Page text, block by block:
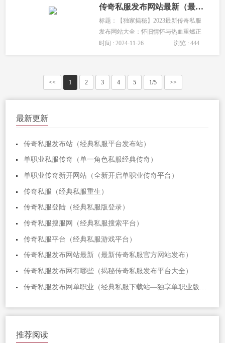
传奇私服发布网站最新（最新传奇私服官方网站发布）
标题：【独家揭秘】2023最新传奇私服
发布网站大全：怀旧情怀与热血重燃正
文：一、引言随着互联网的快速发展，
时间 : 2024-11-26 浏览 : 444
<< 1 2 3 4 5 1/5 >>
最新更新
传奇私服发布站（经典私服平台发布站）
单职业私服传奇（单一角色私服经典传奇）
单职业传奇新开网站（全新开启单职业传奇平台）
传奇私服（经典私服重生）
传奇私服登陆（经典私服版登录）
传奇私服搜服网（经典私服搜索平台）
传奇私服平台（经典私服游戏平台）
传奇私服发布网站最新（最新传奇私服官方网站发布）
传奇私服发布网有哪些（揭秘传奇私服发布平台大全）
推荐阅读